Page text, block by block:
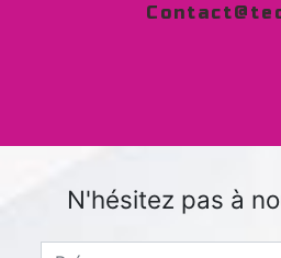
N'hésitez pas à